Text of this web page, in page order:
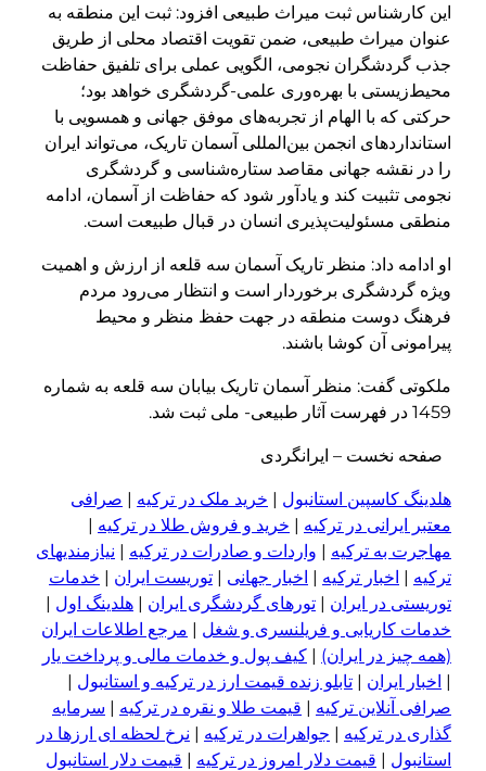
این کارشناس ثبت میراث طبیعی افزود: ثبت این منطقه به
عنوان میراث طبیعی، ضمن تقویت اقتصاد محلی از طریق
جذب گردشگران نجومی، الگویی عملی برای تلفیق حفاظت
محیط‌زیستی با بهره‌وری علمی-گردشگری خواهد بود؛
حرکتی که با الهام از تجربه‌های موفق جهانی و همسویی با
استانداردهای انجمن بین‌المللی آسمان تاریک، می‌تواند ایران
را در نقشه جهانی مقاصد ستاره‌شناسی و گردشگری
نجومی تثبیت کند و یادآور شود که حفاظت از آسمان، ادامه
منطقی مسئولیت‌پذیری انسان در قبال طبیعت است.
او ادامه داد: منظر تاریک آسمان سه قلعه از ارزش و اهمیت
ویژه گردشگری برخوردار است و انتظار می‌رود مردم
فرهنگ دوست منطقه در جهت حفظ منظر و محیط
پیرامونی آن کوشا باشند.
ملکوتی گفت: منظر آسمان تاریک بیابان سه قلعه به شماره
1459 در فهرست آثار طبیعی- ملی ثبت شد.
صفحه نخست – ایرانگردی
هلدینگ کاسپین استانبول | خرید ملک در ترکیه | صرافی
معتبر ایرانی در ترکیه | خرید و فروش طلا در ترکیه |
مهاجرت به ترکیه | واردات و صادرات در ترکیه | نیازمندیهای
ترکیه | اخبار ترکیه | اخبار جهانی | توریست ایران | خدمات
توریستی در ایران | تورهای گردشگری ایران | هلدینگ اول |
خدمات کاریابی و فریلنسری و شغل | مرجع اطلاعات ایران
(همه چیز در ایران) | کیف پول و خدمات مالی و پرداخت یار
| اخبار ایران | تابلو زنده قیمت ارز در ترکیه و استانبول |
صرافی آنلاین ترکیه | قیمت طلا و نقره در ترکیه | سرمایه
گذاری در ترکیه | جواهرات در ترکیه | نرخ لحظه ای ارزها در
استانبول | قیمت دلار امروز در ترکیه | قیمت دلار استانبول